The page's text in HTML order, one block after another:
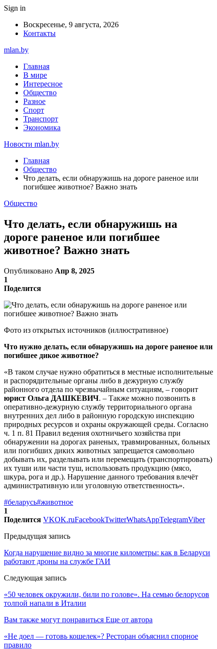
Sign in
Воскресенье, 9 августа, 2026
Контакты
mlan.by
Главная
В мире
Интересное
Общество
Разное
Спорт
Транспорт
Экономика
Новости mlan.by
Главная
Общество
Что делать, если обнаружишь на дороге раненое или
погибшее животное? Важно знать
Общество
Что делать, если обнаружишь на
дороге раненое или погибшее
животное? Важно знать
Опубликовано Апр 8, 2025
1
Поделится
Фото из открытых источников (иллюстративное)
Что нужно делать, если обнаружишь на дороге раненое или
погибшее дикое животное?
«В таком случае нужно обратиться в местные исполнительные
и распорядительные органы либо в дежурную службу
районного отдела по чрезвычайным ситуациям, – говорит
юрист Ольга ДАШКЕВИЧ. – Также можно позвонить в
оперативно-дежурную службу территориального органа
внутренних дел либо в районную городскую инспекцию
природных ресурсов и охраны окружающей среды. Согласно
ч. 1 п. 81 Правил ведения охотничьего хозяйства при
обнаружении на дорогах раненых, травмированных, больных
или погибших диких животных запрещается самовольно
добывать их, разделывать или перемещать (транспортировать)
их туши или части туш, использовать продукцию (мясо,
шкура, рога и др.). Нарушение данного требования влечёт
административную или уголовную ответственность».
#беларусь#животное
1
Поделится VKOK.ruFacebookTwitterWhatsAppTelegramViber
Предыдущая запись
Когда нарушение видно за многие километры: как в Беларуси
работают дроны на службе ГАИ
Следующая запись
«50 человек окружили, били по голове». На семью белорусов
толпой напали в Италии
Вам также могут понравиться Еще от автора
«Не доел — готовь кошелек»? Ресторан объяснил спорное
правило